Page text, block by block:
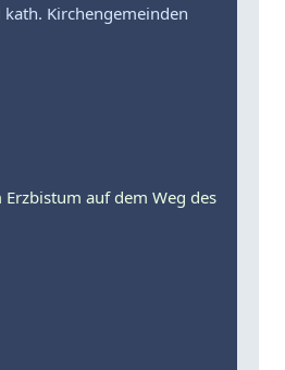
Kirchengemeinden
auf dem Weg des